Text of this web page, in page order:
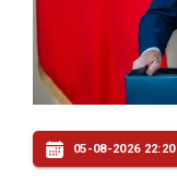
05-08-2026 22:20